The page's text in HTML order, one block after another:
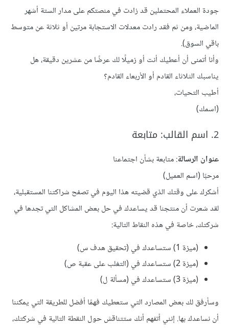
جودة العملاء المحتملين قد زادت في منصتكم على مدار الستة أشهر
الماضية، ومن ثم فقد رادت معدلات الاستجابة مرتين أو ثلاثة عن متوسط
باقي السوق).
وأنا أتمنى أن أعطيك أنت أو زميلًا لك عرضًا من عشرين دقيقة، هل
يناسبك الثلاثاء القادم أو الأربعاء القادم؟
أطيب التحيات،
(اسمك)
2. اسم القالب: متابعة
عنوان الرسالة: متابعة بشأن اجتماعنا
مرحبًا (اسم العميل)
أشكرك على وقتك الذي قضيته هذا اليوم في تصفح شراكتنا المستقبلية،
لقد شعرت أن منتجنا قد يساعدك في حل بعض المشاكل التي تجدها في
شركتك، خاصة في هذه النقاط التالية:
(ميزة 1) ستساعدك في (تحقيق هدف س)
(ميزة 2) ستساعدك في (التغلب على عقبة ص)
(ميزة 3) ستساعدك في (مسألة ل)
وسأرفق لك بعض المصارد التي ستعطيك فهمًا أفضل للطريقة التي يمكننا
أن نساعدك بها. إنني أتفهم أنك ستتناقش حول النقطة التالية في شركتك،